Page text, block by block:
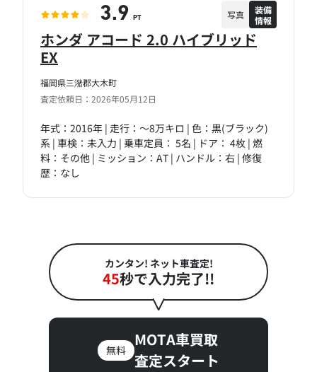
福岡県三潴郡大木町
査定依頼日：2026年05月12日
ホンダ アコード 2.0 ハイブリッド
EX
年式：2016年 | 走行：～8万キロ | 色：黒(ブラック)
系 | 車検：未入力 | 乗車定員： 5名 | ドア： 4枚 | 燃
料：その他 | ミッション：AT | ハンドル：右 | 修復
歴：なし
3.9 PT 写真
装備
情報
カンタン! ネット車査定!
45秒で入力完了!!
無料
MOTA車買取
査定スタート